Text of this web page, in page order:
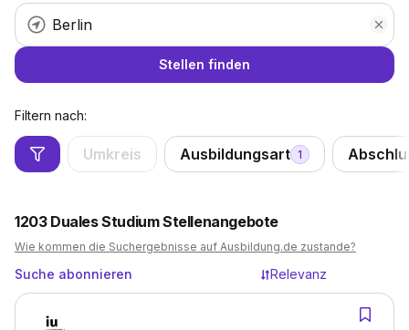
Stellen finden
Filtern nach:
Umkreis Ausbildungsart 1
1203 Duales Studium Stellenangebote
Wie kommen die Suchergebnisse auf Ausbildung.de zustande?
Suche abonnieren Relevanz